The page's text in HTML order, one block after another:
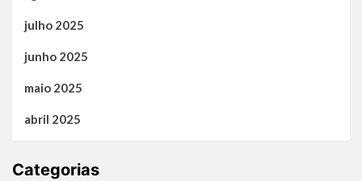
julho 2025
junho 2025
maio 2025
abril 2025
Categorias